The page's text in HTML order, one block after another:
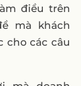
điều trên
mà khách
cho các câu